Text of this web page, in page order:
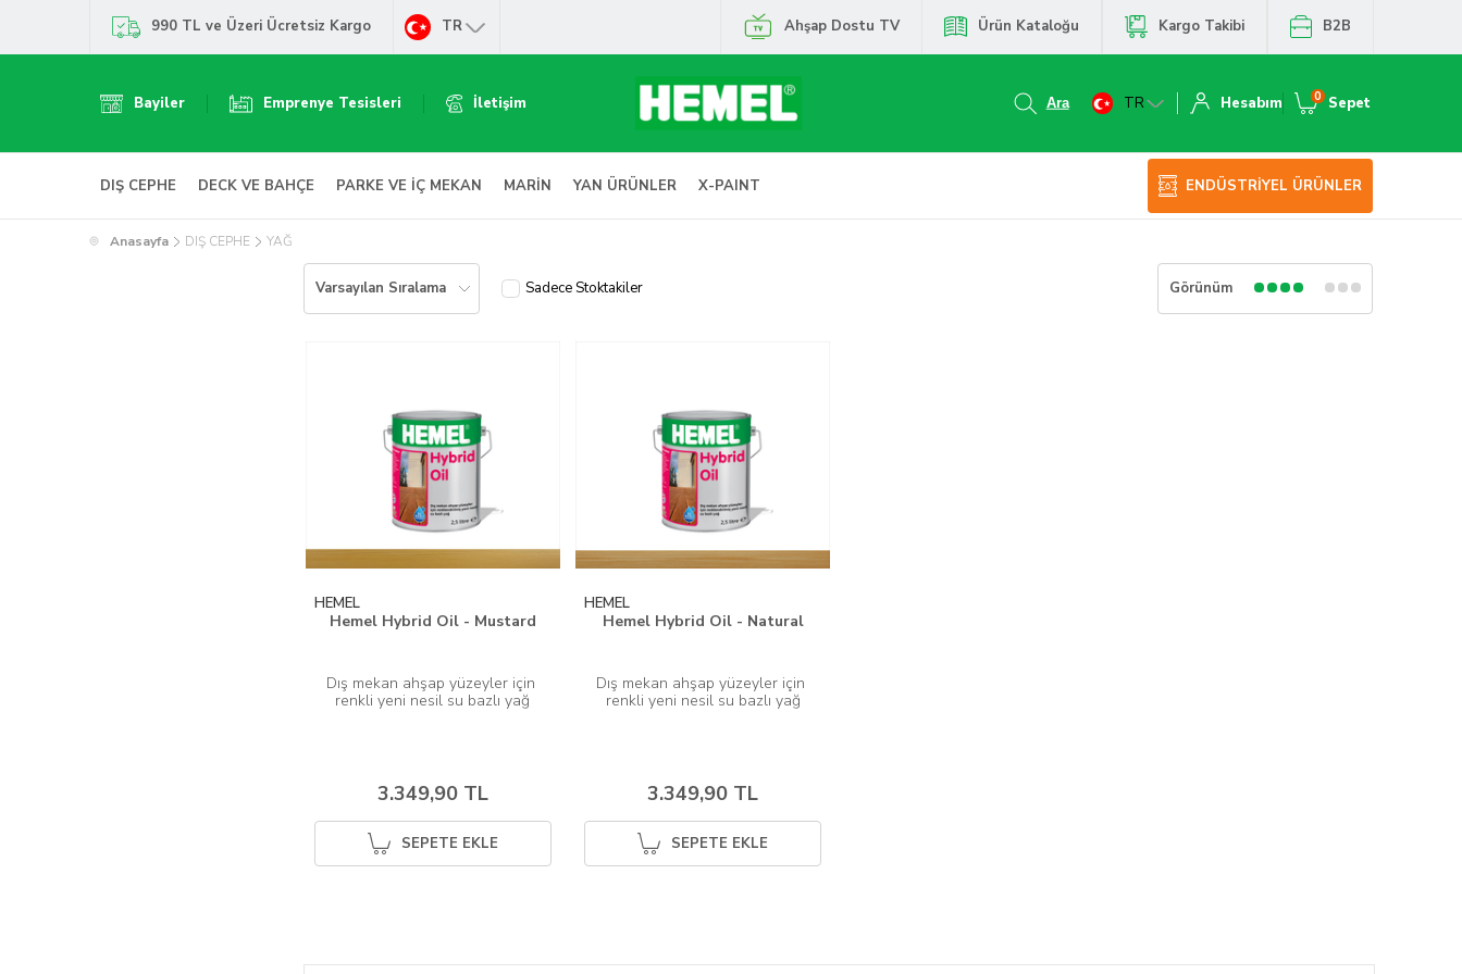
990 TL ve Üzeri Ücretsiz Kargo TR Ahşap Dostu TV Ürün Kataloğu Kargo Takibi B2B
Bayiler Emprenye Tesisleri İletişim TR Hesabım Sepet
0
DIŞ CEPHE DECK VE BAHÇE PARKE VE İÇ MEKAN MARİN YAN ÜRÜNLER X-PAINT ENDÜSTRİYEL ÜRÜNLER
Anasayfa DIŞ CEPHE YAĞ
Sadece Stoktakiler Görünüm
HEMEL
Hemel Hybrid Oil - Mustard
Dış mekan ahşap yüzeyler için
renkli yeni nesil su bazlı yağ
3.349,90 TL
SEPETE EKLE
HEMEL
Hemel Hybrid Oil - Natural
Dış mekan ahşap yüzeyler için
3.349,90 TL
SEPETE EKLE